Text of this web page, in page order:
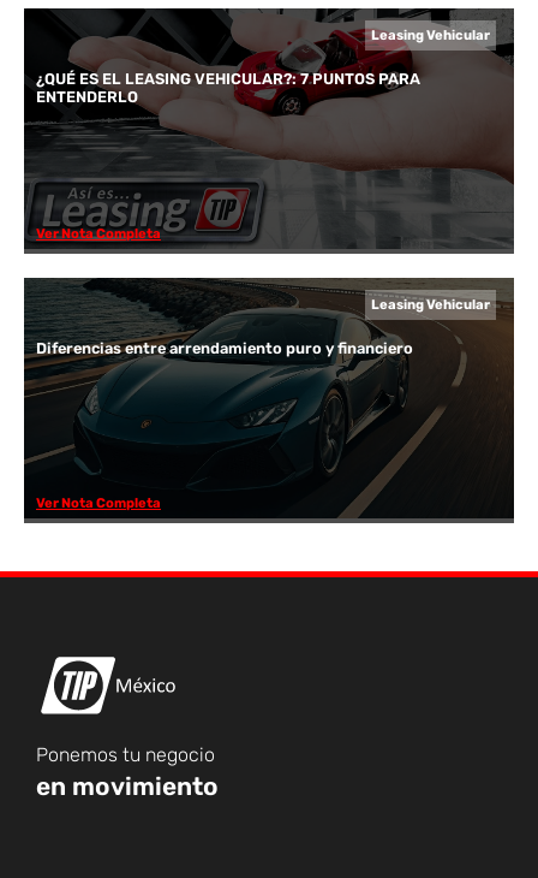
Leasing Vehicular
¿QUÉ ES EL LEASING VEHICULAR?: 7 PUNTOS PARA
ENTENDERLO
Ver Nota Completa
Leasing Vehicular
Diferencias entre arrendamiento puro y financiero
Ver Nota Completa
Ponemos tu negocio
en movimiento